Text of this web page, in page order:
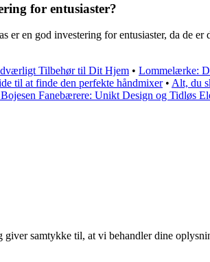
for entusiaster?
en god investering for entusiaster, da de er
Tilbehør til Dit Hjem • Lommelærke:
til at finde den perfekte håndmixer• Alt, du
Fanebærere: Unikt Design og Tidløs
samtykke til, at vi behandler dine